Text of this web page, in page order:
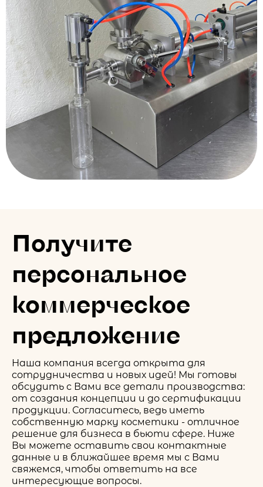
Получите
персональное
коммерческое
предложение
Наша компания всегда открыта для
сотрудничества и новых идей! Мы готовы
обсудить с Вами все детали производства:
от создания концепции и до сертификации
продукции. Согласитесь, ведь иметь
собственную марку косметики - отличное
решение для бизнеса в бьюти сфере. Ниже
Вы можете оставить свои контактные
данные и в ближайшее время мы с Вами
свяжемся, чтобы ответить на все
интересующие вопросы.